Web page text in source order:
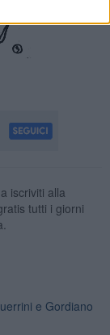
iscriviti alla
tutti i giorni
e Gordiano